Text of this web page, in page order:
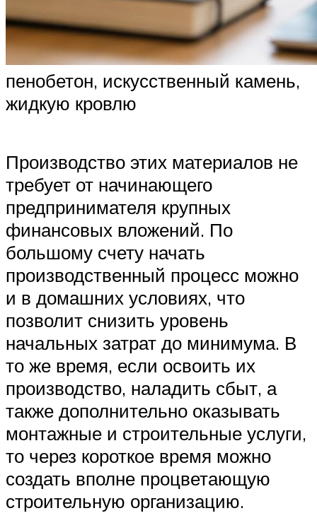
пенобетон, искусственный камень,
жидкую кровлю
Производство этих материалов не
требует от начинающего
предпринимателя крупных
финансовых вложений. По
большому счету начать
производственный процесс можно
и в домашних условиях, что
позволит снизить уровень
начальных затрат до минимума. В
то же время, если освоить их
производство, наладить сбыт, а
также дополнительно оказывать
монтажные и строительные услуги,
то через короткое время можно
создать вполне процветающую
строительную организацию.